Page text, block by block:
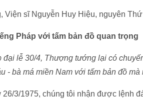
sĩ Nguyễn Huy Hiệu, nguyên
Pháp với tấm bản đồ quan trọng
đại lễ 30/4, Thượng tướng lại có
- bà má miền Nam với tấm bản đồ
3/1975, chúng tôi nhận được lệnh